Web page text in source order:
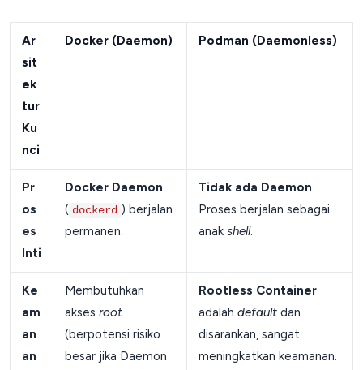
Ar
sit
ek
tur
Ku
nci
Docker (Daemon) Podman (Daemonless)
Pr
os
es
Inti
Docker Daemon
( dockerd ) berjalan
permanen.
Tidak ada Daemon.
Proses berjalan sebagai
anak shell.
Ke
am
an
an
Membutuhkan
akses root
(berpotensi risiko
besar jika Daemon
Rootless Container
adalah defaultdan
disarankan, sangat
meningkatkan keamanan.